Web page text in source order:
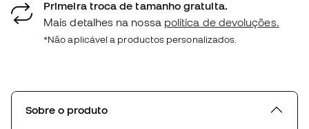
Primeira troca de tamanho gratuita.
Mais detalhes na nossa política de devoluções.
*Não aplicável a productos personalizados.
Sobre o produto